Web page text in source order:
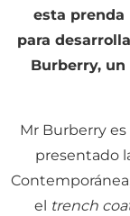
esta prenda
para
Burberry,
Mr Burberry
presentado
el trench